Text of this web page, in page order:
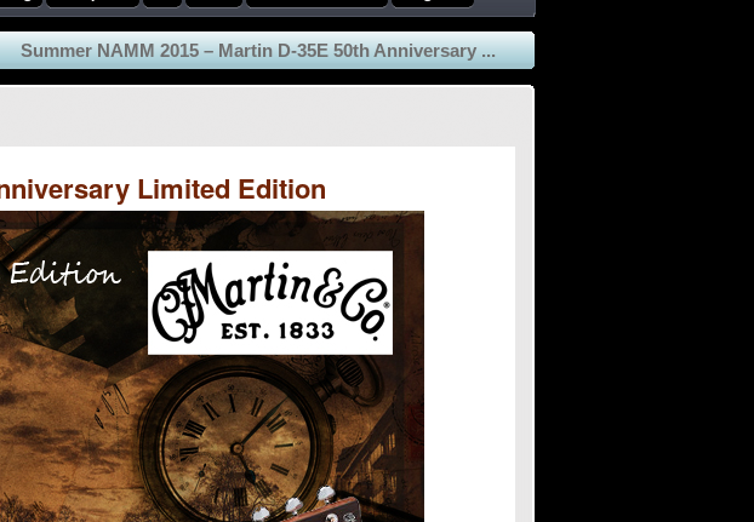
Summer NAMM 2015 – Martin D-35E 50th Anniversary ...
Limited Edition